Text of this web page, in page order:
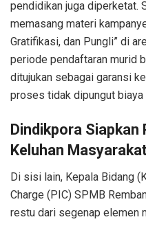
pendidikan juga diperketat.
memasang materi
Gratifikasi, dan Pungli” di
periode pendaftaran murid
ditujukan sebagai garansi
proses tidak dipungut biaya
Dindikpora Siapkan
Keluhan
​Di sisi lain, Kepala Bidang
Charge (PIC) SPMB
restu dari segenap elemen